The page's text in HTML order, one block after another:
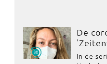
De
In de